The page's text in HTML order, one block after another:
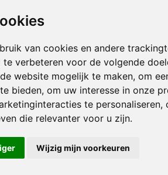
van cookies en andere
verbeteren voor de volgende
website mogelijk te maken, om
bieden, om uw interesse in onze
te personaliseren,
die relevanter voor u zijn.
Wijzig mijn voorkeuren
amel
angleur
anthisnes